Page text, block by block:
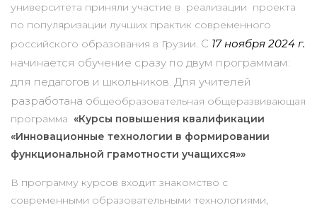
университета приняли участие в реализации проекта
по популяризации лучших практик современного
российского образования в Грузии. С 17 ноября 2024 г.
начинается обучение сразу по двум программам:
для педагогов и школьников. Для учителей
разработана общеобразовательная общеразвивающая
программа «Курсы повышения квалификации
«Инновационные технологии в формировании
функциональной грамотности учащихся»»
В программу курсов входит знакомство с
современными образовательными технологиями,